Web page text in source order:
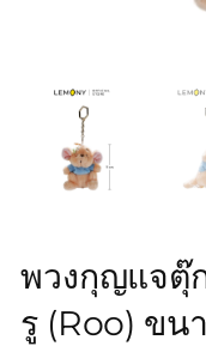
พวงกุญแจตุ๊
รู (Roo) ขน